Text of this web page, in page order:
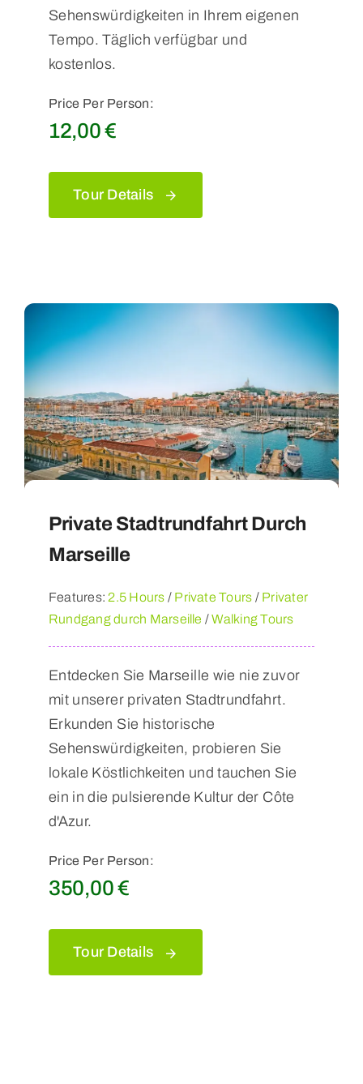
Sehenswürdigkeiten in Ihrem eigenen
Tempo. Täglich verfügbar und
kostenlos.
Price Per Person:
12,00€
Tour Details
Private Stadtrundfahrt Durch
Marseille
Features: 2.5 Hours / Private Tours / Privater
Rundgang durch Marseille /Walking Tours
Entdecken Sie Marseille wie nie zuvor
mit unserer privaten Stadtrundfahrt.
Erkunden Sie historische
Sehenswürdigkeiten, probieren Sie
lokale Köstlichkeiten und tauchen Sie
ein in die pulsierende Kultur der Côte
d'Azur.
Price Per Person:
350,00€
Tour Details